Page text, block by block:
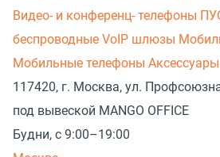
Видео- и конференц- телефоны
беспроводные VoIP шлюзы
Мобильные телефоны Аксессуары
117420, г. Москва, ул.
под вывеской MANGO OFFICE
Будни, с 9:00–19:00